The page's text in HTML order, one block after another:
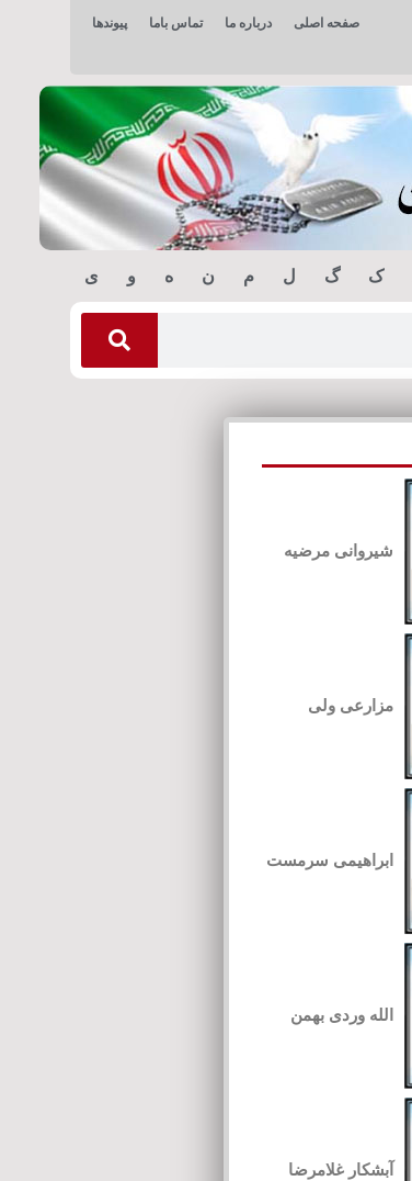
صفحه اصلی درباره ما تماس باما پیوندها
ک گ ل م ن ه و ی
شیروانی مرضیه
مزارعی ولی
ابراهیمی سرمست
الله وردی بهمن
آبشکار غلامرضا